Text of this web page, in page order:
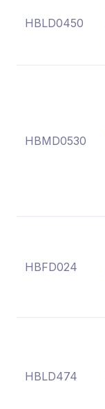
HBLD0450
HBMD0530
HBFD024
HBLD474